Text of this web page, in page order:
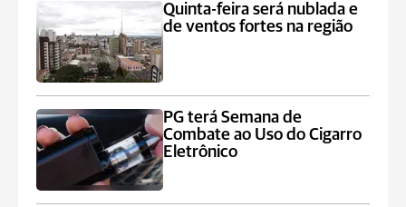
Quinta-feira será nublada e
de ventos fortes na região
PG terá Semana de
Combate ao Uso do Cigarro
Eletrônico